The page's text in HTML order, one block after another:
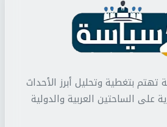
تهتم بتغطية وتحليل أبرز الأحداث
على الساحتين العربية والدولية